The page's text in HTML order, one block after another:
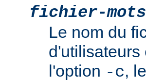
fichier-
Le nom du
d'utilisateurs
l'option -c,